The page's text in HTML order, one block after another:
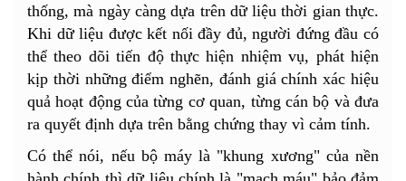
thống, mà ngày càng dựa trên dữ liệu thời gian thực.
Khi dữ liệu được kết nối đầy đủ, người đứng đầu có
thể theo dõi tiến độ thực hiện nhiệm vụ, phát hiện
kịp thời những điểm nghẽn, đánh giá chính xác hiệu
quả hoạt động của từng cơ quan, từng cán bộ và đưa
ra quyết định dựa trên bằng chứng thay vì cảm tính.
Có thể nói, nếu bộ máy là "khung xương" của nền